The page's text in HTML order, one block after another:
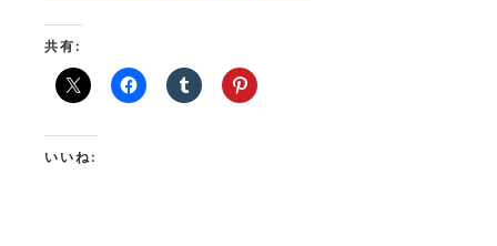
共有:
いいね: